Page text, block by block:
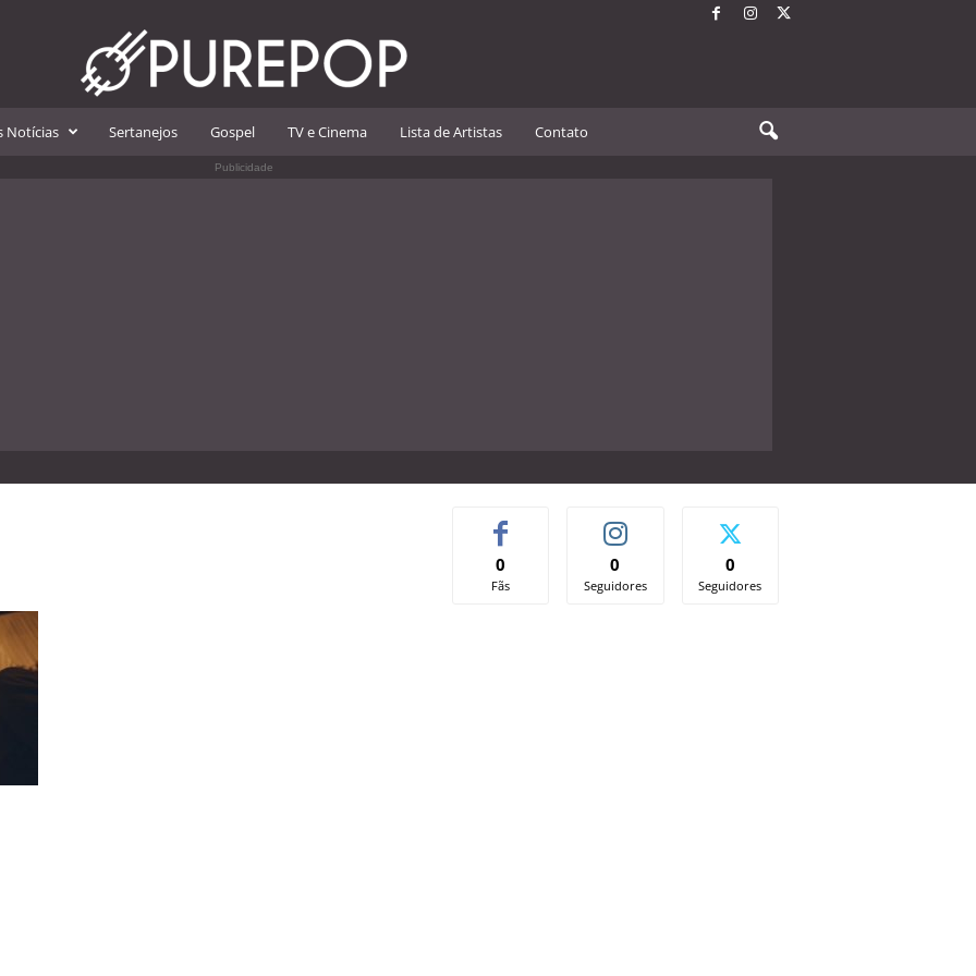
Notícias Sertanejos Gospel TV e Cinema Lista de Artistas Contato
Publicidade
0
Fãs
0
Seguidores
0
Seguidores